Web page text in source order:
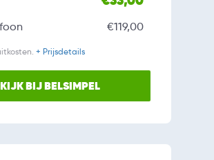
€119,00
+ Prijsdetails
BIJ BELSIMPEL